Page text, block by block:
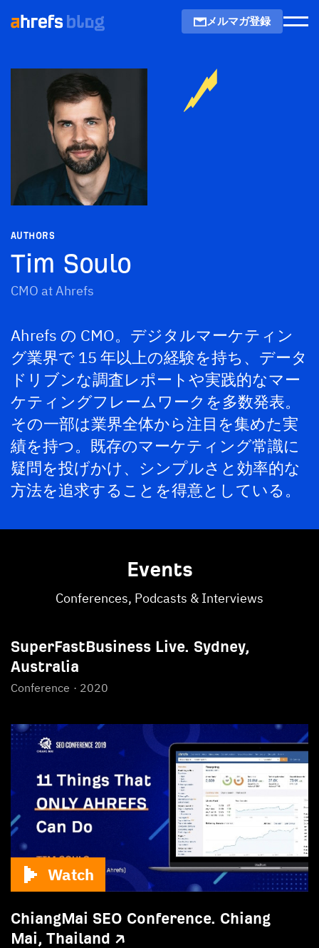
メルマガ登録
AUTHORS
Tim Soulo
CMO at Ahrefs
Ahrefs の CMO。デジタルマーケティン
グ業界で 15 年以上の経験を持ち、データ
ドリブンな調査レポートや実践的なマー
ケティングフレームワークを多数発表。
その一部は業界全体から注目を集めた実
績を持つ。既存のマーケティング常識に
疑問を投げかけ、シンプルさと効率的な
方法を追求することを得意としている。
Events
Conferences, Podcasts & Interviews
SuperFastBusiness Live. Sydney,
Australia
Conference 2020
Watch
ChiangMai SEO Conference. Chiang
Mai, Thailand ↗